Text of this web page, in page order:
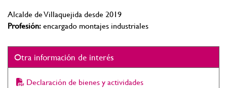
Alcalde de Villaquejida desde 2019
Profesión:encargado montajes industriales
Otra información de interés
Declaración de bienes y actividades